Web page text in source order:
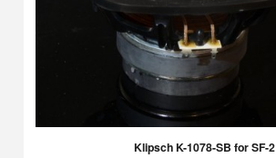
Klipsch K-1078-SB for SF-2